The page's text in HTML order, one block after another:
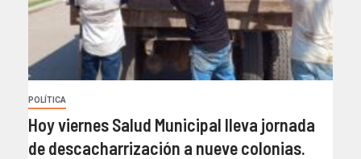
POLÍTICA
Hoy viernes Salud Municipal lleva jornada
de descacharrización a nueve colonias.